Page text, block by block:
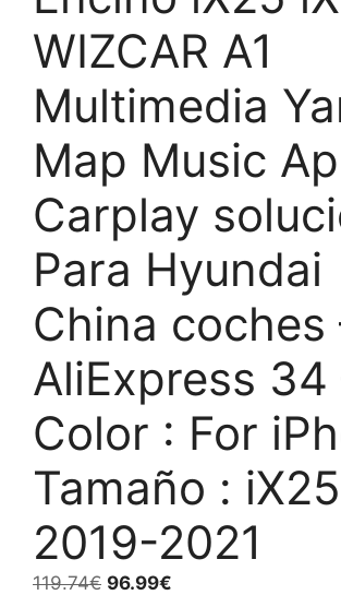
WIZCAR A1
Multimedia
Map Music
Carplay
Para Hyundai
China coches
AliExpress 34
Color : For
Tamaño : iX25
2019-2021
119.74€ El
96.99€